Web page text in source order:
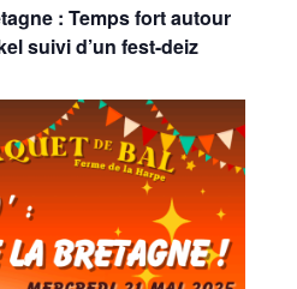
: Temps fort autour
suivi d’un fest-deiz